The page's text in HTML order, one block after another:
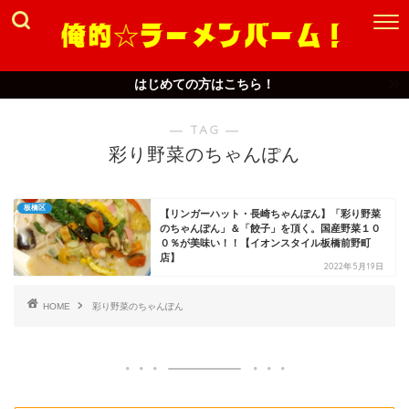
はじめての方はこちら！
― TAG ―
彩り野菜のちゃんぽん
板橋区
【リンガーハット・長崎ちゃんぽん】「彩り野菜
のちゃんぽん」＆「餃子」を頂く。国産野菜１０
０％が美味い！！【イオンスタイル板橋前野町
店】
2022年5月19日
HOME 彩り野菜のちゃんぽん